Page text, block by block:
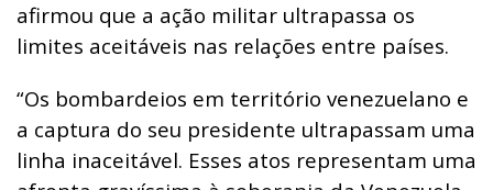
afirmou que a ação militar ultrapassa os
limites aceitáveis nas relações entre países.
“Os bombardeios em território venezuelano e
a captura do seu presidente ultrapassam uma
linha inaceitável. Esses atos representam uma